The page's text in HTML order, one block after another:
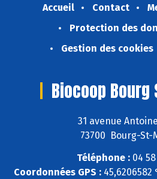
Accueil Contact
Protection des
Gestion des cookies
Biocoop
31 avenue
73700 Bourg-St-
Téléphone : 04
Coordonnées GPS :45,6206582